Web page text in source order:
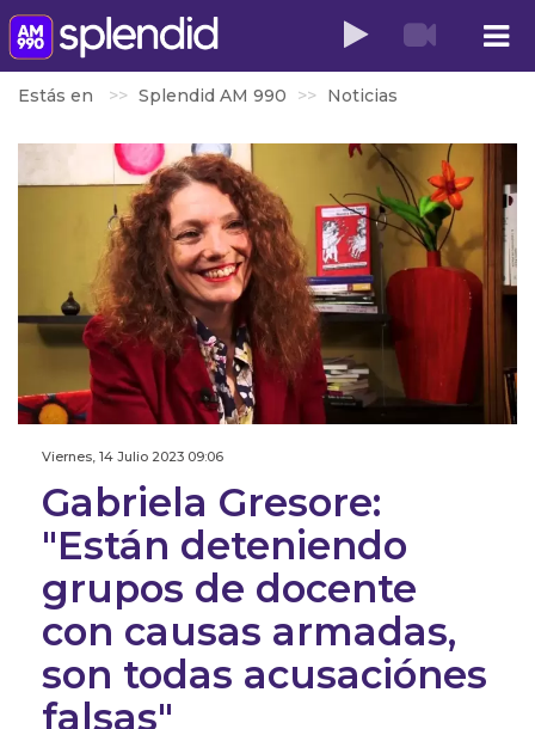
Estás en Splendid AM 990 Noticias
Viernes, 14 Julio 2023 09:06
Gabriela Gresore:
"Están deteniendo
grupos de docente
con causas armadas,
son todas acusaciónes
falsas"